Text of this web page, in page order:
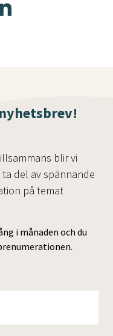
blir vi
del av spännande
på temat
i månaden och du